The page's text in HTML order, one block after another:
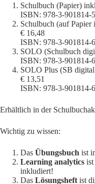
Schulbuch (Papier)
ISBN: 978-3-901814-
Schulbuch (auf
€ 16,48
ISBN: 978-3-901814-
SOLO (Schulbuch
ISBN: 978-3-901814-
SOLO Plus (SB
€ 13,51
ISBN: 978-3-901814-
Erhältlich in der
Wichtig zu wissen:
Das Übungsbuch ist
Learning analytics ist
inkludiert!
Das Lösungsheft ist